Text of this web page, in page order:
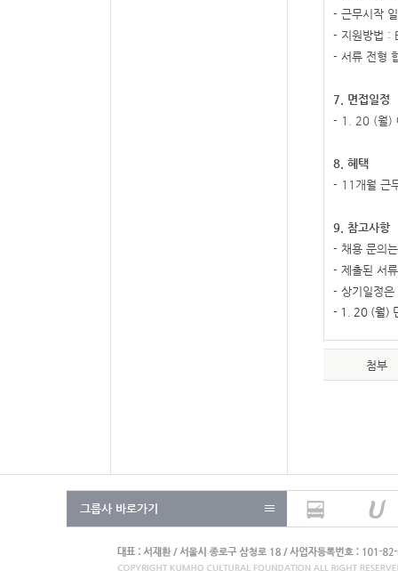
- 근무시작
- 지원방법 :
- 서류 전형
7. 면접일정
- 1. 20 (월)
8. 혜택
- 11 개월 근
9. 참고사항
- 채용 문의
- 제출된 서
- 상기일정
- 1. 20 (월)
첨부
그룹사 바로가기